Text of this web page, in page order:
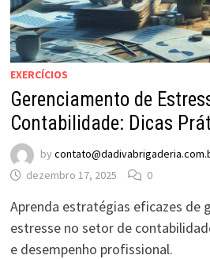
EXERCÍCIOS
Gerenciamento de
Contabilidade: Dicas
by
dezembro 17, 2025
0
Aprenda estratégias eficazes de
estresse no setor de
e desempenho profissional.